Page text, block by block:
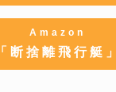
Amazon
「断捨離飛行艇」